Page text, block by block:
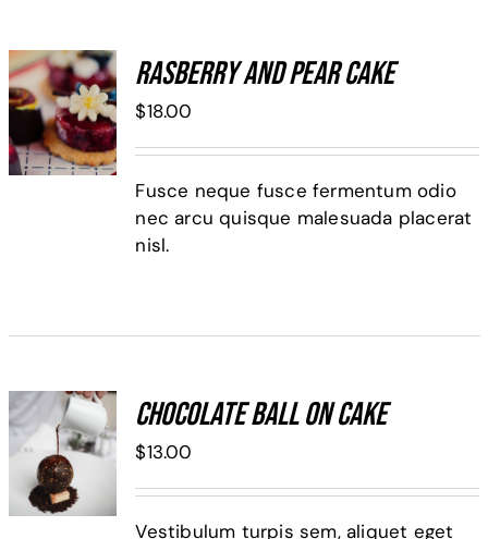
ADD TO
CART
/
DETALLES
Rasberry And Pear Cake
$18.00
Fusce neque fusce fermentum odio
nec arcu quisque malesuada placerat
nisl.
ADD TO
CART
/
DETALLES
Chocolate Ball On Cake
$13.00
Vestibulum turpis sem, aliquet eget